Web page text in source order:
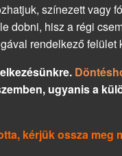
színezett vagy
dobni, hisz a régi
rendelkező
ugyanis a
kérjük ossza